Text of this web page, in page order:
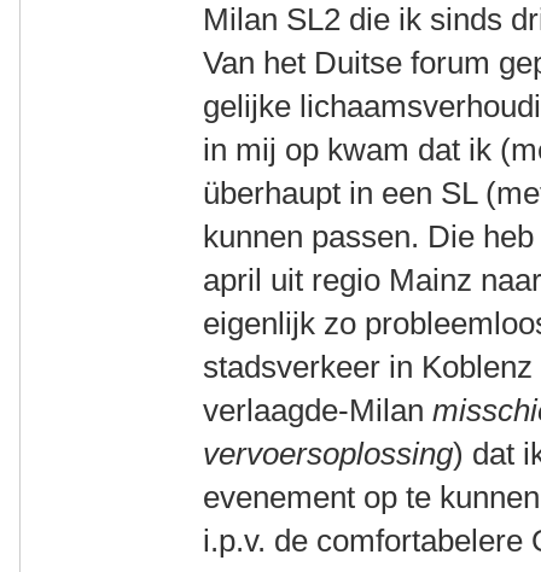
Milan SL2 die ik sinds
Van het Duitse forum
gelijke
in mij op kwam dat ik
überhaupt in een SL
kunnen passen. Die
april uit regio Mainz
eigenlijk zo
stadsverkeer in
verlaagde-Milan
vervoersoplossing) dat
evenement op te
i.p.v. de comfortabelere